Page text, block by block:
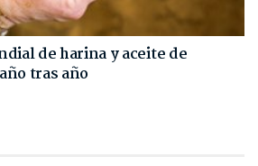
de harina y aceite de
tras año